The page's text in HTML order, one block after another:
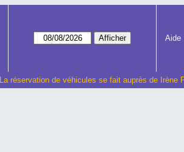
Aide
La réservation de véhicules se fait auprès de Irène